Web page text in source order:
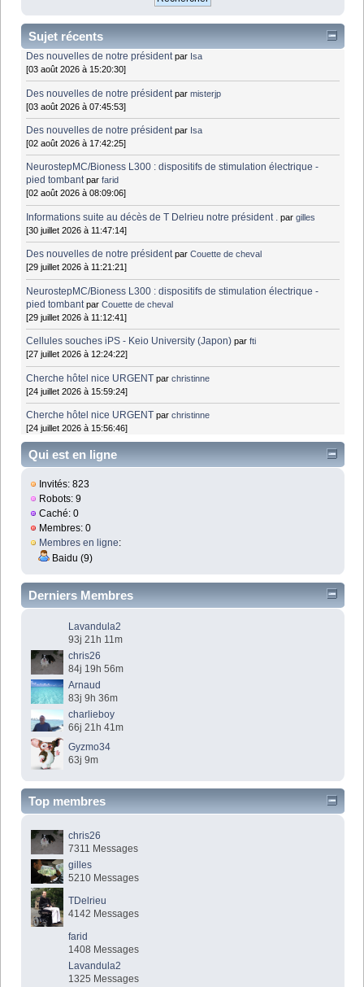
Sujet récents
Des nouvelles de notre président par Isa
[03 août 2026 à 15:20:30]
Des nouvelles de notre président parmisterjp
[03 août 2026 à 07:45:53]
Des nouvelles de notre président par Isa
[02 août 2026 à 17:42:25]
NeurostepMC/Bioness L300 : dispositifs de stimulation électrique -
pied tombant parfarid
[02 août 2026 à 08:09:06]
Informations suite au décès de T Delrieu notre président . pargilles
[30 juillet 2026 à 11:47:14]
Des nouvelles de notre président parCouette de cheval
[29 juillet 2026 à 11:21:21]
NeurostepMC/Bioness L300 : dispositifs de stimulation électrique -
pied tombant parCouette de cheval
[29 juillet 2026 à 11:12:41]
Cellules souches iPS - Keio University (Japon) parfti
[27 juillet 2026 à 12:24:22]
Cherche hôtel nice URGENT parchristinne
[24 juillet 2026 à 15:59:24]
Cherche hôtel nice URGENT parchristinne
[24 juillet 2026 à 15:56:46]
Qui est en ligne
Invités: 823
Robots: 9
Caché: 0
Membres: 0
Membres en ligne:
Baidu (9)
Derniers Membres
Lavandula2
93j 21h 11m
chris26
84j 19h 56m
Arnaud
83j 9h 36m
charlieboy
66j 21h 41m
Gyzmo34
63j 9m
Top membres
chris26
7311 Messages
gilles
5210 Messages
TDelrieu
4142 Messages
farid
1408 Messages
Lavandula2
1325 Messages